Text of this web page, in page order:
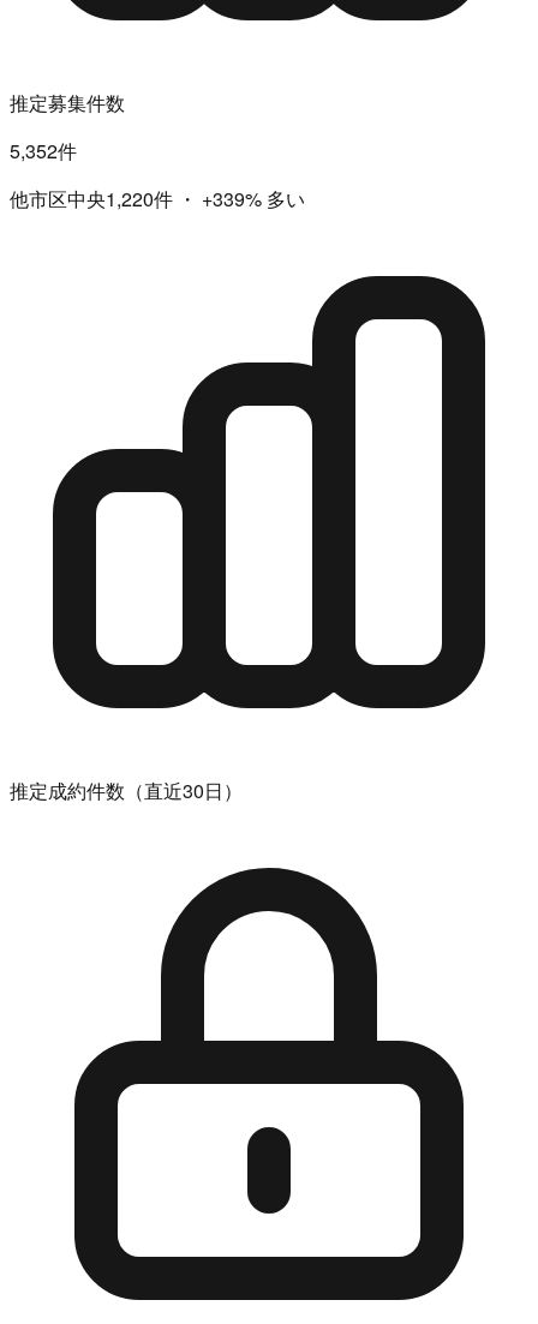
推定募集件数
5,352件
他市区中央1,220件 ・ +339% 多い
推定成約件数（直近30日）